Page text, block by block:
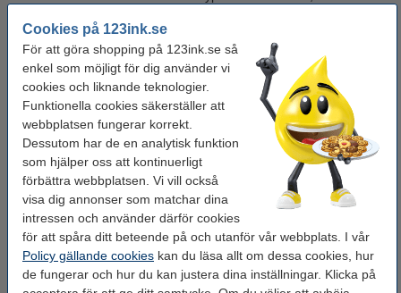
Cookies på 123ink.se
För att göra shopping på 123ink.se så
enkel som möjligt för dig använder vi
cookies och liknande teknologier.
Funktionella cookies säkerställer att
webbplatsen fungerar korrekt.
Dessutom har de en analytisk funktion
som hjälper oss att kontinuerligt
förbättra webbplatsen. Vi vill också
visa dig annonser som matchar dina
intressen och använder därför cookies
för att spåra ditt beteende på och utanför vår webbplats. I vår
Policy gällande cookies kan du läsa allt om dessa cookies, hur
de fungerar och hur du kan justera dina inställningar. Klicka på
kommer som 5-pack och en del som antingen 50-pack eller 100-
pack, oavsett så får du våra kvittorullar billigt. Du kan enkelt göra
din beställning, välj din typ av kvittorulle och välj rätt diameter på
rullen, därefter är det bara att göra din beställning och inom
några dagar så har ni era nya kvittorullar!
Välj rätt storlek på kvittorullen
Det kan vara lite krångligt att välja rätt kvittorulle om du aldrig har
gjort det förut. Men det är egentligen inte så krångligt om man
bara vet vad man ska leta efter. Många av kvittoskrivarna har
olika storlekar för sina kassarullar och för att hitta den med rätt
lätt för dig att beställa just rätt Kvittorulle.
Vi visar med ett exempel: